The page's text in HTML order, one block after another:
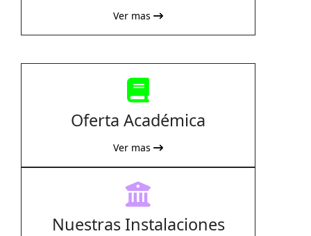
left
Ver mas
fa-
book
Oferta Académica
Ver mas
fas
fa-
building-
Nuestras Instalaciones